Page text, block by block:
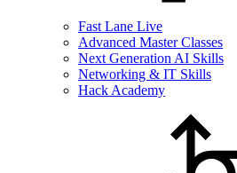
Fast Lane Live
Advanced Master Classes
Next Generation AI Skills
Networking & IT Skills
Hack Academy